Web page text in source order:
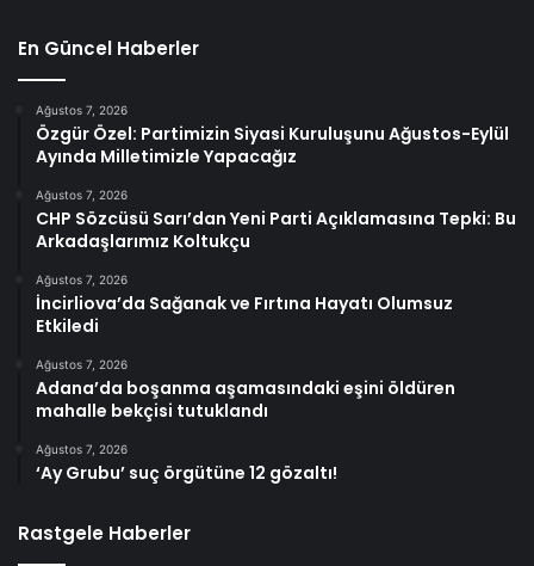
En Güncel Haberler
Ağustos 7, 2026
Özgür Özel: Partimizin Siyasi Kuruluşunu Ağustos-Eylül
Ayında Milletimizle Yapacağız
Ağustos 7, 2026
CHP Sözcüsü Sarı’dan Yeni Parti Açıklamasına Tepki: Bu
Arkadaşlarımız Koltukçu
Ağustos 7, 2026
İncirliova’da Sağanak ve Fırtına Hayatı Olumsuz
Etkiledi
Ağustos 7, 2026
Adana’da boşanma aşamasındaki eşini öldüren
mahalle bekçisi tutuklandı
Ağustos 7, 2026
‘Ay Grubu’ suç örgütüne 12 gözaltı!
Rastgele Haberler